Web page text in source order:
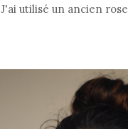
J'ai utilisé un ancien rose